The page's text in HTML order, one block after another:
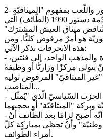
إنّ التّحجج اليوم بالفقرة -ي- من مقدّمة دستور 1990 (الطّائف) الّتي
ميثاق العيش المشترَك"
هو أمرٌ مرفوض كليًّا. ومن
هذه الانحرفات نذكر الآتي:
- قسمة اللّبنانيّن، أبناء الطّائفة الواحدة والمذهب الواحد، إلى فئتين،
يتولى مركزًا وزاريًّا أو وظيفةً
الميثاقيّ" المرفوض توليه
المناصب...
- جَعلُ دمغة "المثاقيّة" حِكرًا على الحزب السّياسيّ الّذي "يُمثّل
- التّحجج بميثاقيّة "الفقرة -ي-" للقول أنّه أصبح لزامًا بعد الطّائف أنْ
وأنْ تحظى بمباركة كلّ
أمراء الطّوائف.